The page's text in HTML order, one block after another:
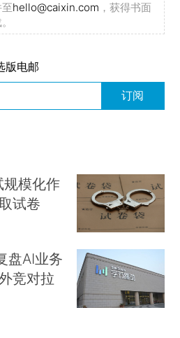
hello@caixin.com ，获得书面
版电邮
订阅
规模化作
试卷
盘AI业务
竞对拉